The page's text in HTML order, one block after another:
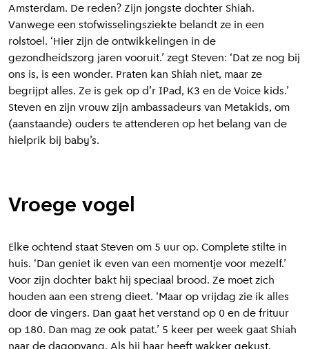
Amsterdam. De reden? Zijn jongste dochter Shiah.
Vanwege een stofwisselingsziekte belandt ze in een
rolstoel. ‘Hier zijn de ontwikkelingen in de
gezondheidszorg jaren vooruit.’ zegt Steven: ‘Dat ze nog bij
ons is, is een wonder. Praten kan Shiah niet, maar ze
begrijpt alles. Ze is gek op d’r IPad, K3 en de Voice kids.’
Steven en zijn vrouw zijn ambassadeurs van Metakids, om
(aanstaande) ouders te attenderen op het belang van de
hielprik bij baby’s.
Vroege vogel
Elke ochtend staat Steven om 5 uur op. Complete stilte in
huis. ‘Dan geniet ik even van een momentje voor mezelf.’
Voor zijn dochter bakt hij speciaal brood. Ze moet zich
houden aan een streng dieet. ‘Maar op vrijdag zie ik alles
door de vingers. Dan gaat het verstand op 0 en de frituur
op 180. Dan mag ze ook patat.’ 5 keer per week gaat Shiah